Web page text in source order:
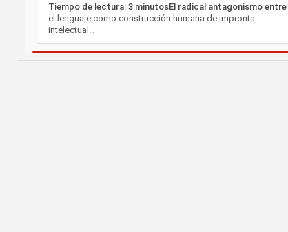
Tiempo de lectura: 3 minutosEl radical antagonismo entre
el lenguaje como construcción humana de impronta
intelectual…